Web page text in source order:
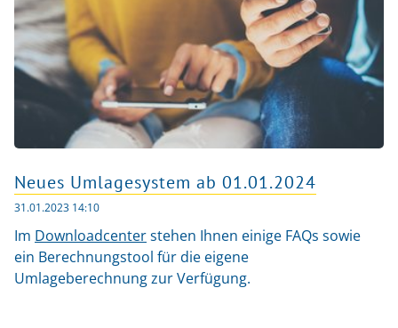
Neues Umlagesystem ab 01.01.2024
31.01.2023 14:10
Im Downloadcenterstehen Ihnen einige FAQs sowie
ein Berechnungstool für die eigene
Umlageberechnung zur Verfügung.